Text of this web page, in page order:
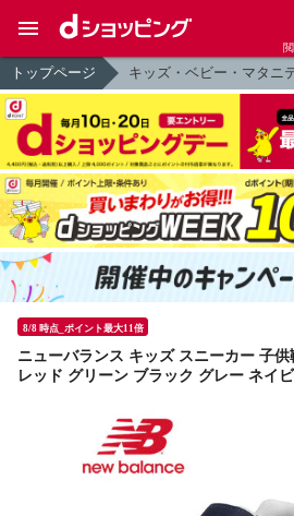
トップページ キッズ・ベビー・マタニ
8/8 時点_ポイント最大11倍
ニューバランス キッズ スニーカー 子
レッド グリーン ブラック グレー ネイ